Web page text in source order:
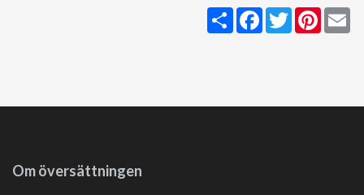
Share Facebook
Twitter
Om översättningen